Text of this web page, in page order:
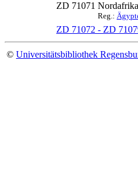
ZD 71071 Nordafrika
Reg.:
ZD 71072 - ZD
© Universitätsbibliothek